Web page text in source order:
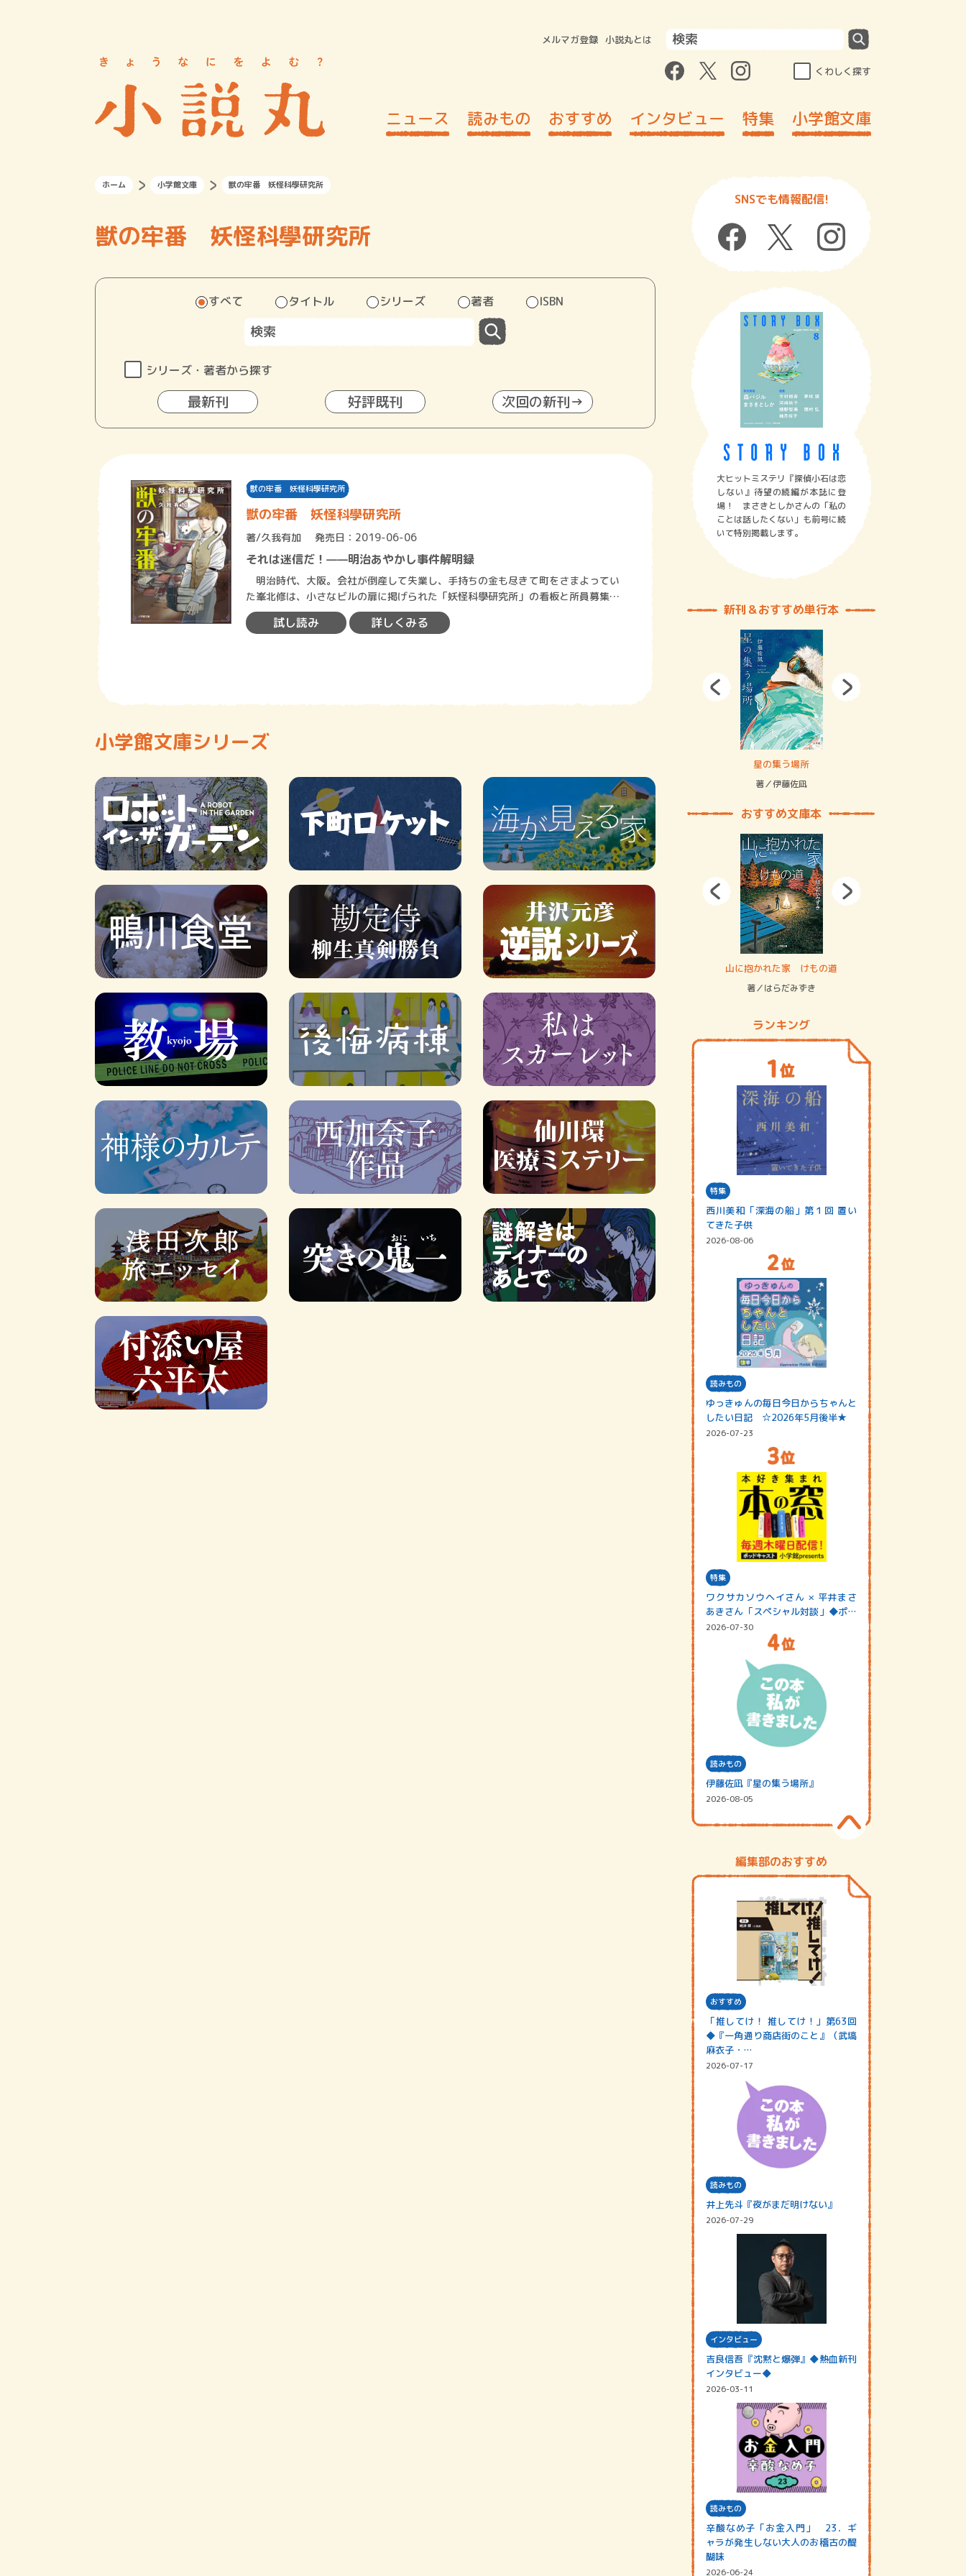
メルマガ登録 小説丸とは
くわしく探す
ニュース 読みもの おすすめ インタビュー 特集 小学館文庫
ホーム 小学館文庫 獣の牢番 妖怪科學研究所
獣の牢番 妖怪科學研究所
すべて タイトル シリーズ 著者 ISBN
シリーズ・著者から探す
最新刊 好評既刊 次回の新刊→
獣の牢番 妖怪科學研究所
獣の牢番 妖怪科學研究所
著/久我有加 発売日：2019-06-06
それは迷信だ！——明治あやかし事件解明録
明治時代、大阪。会社が倒産して失業し、手持ちの金も尽きて町をさまよってい
た峯北修は、小さなビルの扉に掲げられた「妖怪科學研究所」の看板と所員募集の
貼り紙を見つける。怪しげな名だが採用し…
試し読み 詳しくみる
小学館文庫シリーズ
SNSでも情報配信!
大ヒットミステリ『探偵小石は恋
しない』待望の続編が本誌に登
場！ まさきとしかさんの「私の
ことは話したくない」も前号に続
いて特別掲載します。
新刊＆おすすめ単行本
著／川瀬七緒
星の集う場所
著／伊藤佐凪
おすすめ文庫本
ロボット・イン・ザ・システム 山に抱かれた家 けもの道
著／はらだみずき
ランキング
特集
西川美和「深海の船」第１回 置い
てきた子供
2026-08-06
読みもの
ゆっきゅんの毎日今日からちゃんと
したい日記 ☆2026年5月後半★
2026-07-23
特集
ワクサカソウヘイさん × 平井まさ
あきさん「スペシャル対談」◆ポッ
ドキャスト…
2026-07-30
読みもの
伊藤佐凪『星の集う場所』
2026-08-05
編集部のおすすめ
おすすめ
「推してけ！ 推してけ！」第63回
◆『一角通り商店街のこと』（武塙
麻衣子・…
2026-07-17
読みもの
井上先斗『夜がまだ明けない』
2026-07-29
インタビュー
吉良信吾『沈黙と爆弾』◆熱血新刊
インタビュー◆
2026-03-11
読みもの
辛酸なめ子「お金入門」 23．ギ
ャラが発生しない大人のお稽古の醍
醐味
2026-06-24